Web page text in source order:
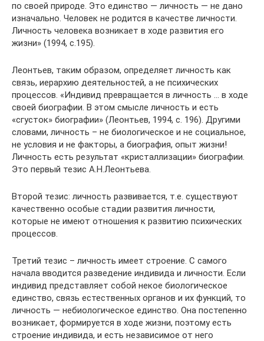
по своей природе. Это единство — личность — не дано
изначально. Человек не родится в качестве личности.
Личность человека возникает в ходе развития его
жизни» (1994, с.195).
Леонтьев, таким образом, определяет личность как
связь, иерархию деятельностей, а не психических
процессов. «Индивид превращается в личность … в ходе
своей биографии. В этом смысле личность и есть
«сгусток» биографии» (Леонтьев, 1994, с. 196). Другими
словами, личность – не биологическое и не социальное,
не условия и не факторы, а биография, опыт жизни!
Личность есть результат «кристаллизации» биографии.
Это первый тезис А.Н.Леонтьева.
Второй тезис: личность развивается, т.е. существуют
качественно особые стадии развития личности,
которые не имеют отношения к развитию психических
процессов.
Третий тезис – личность имеет строение. С самого
начала вводится разведение индивида и личности. Если
индивид представляет собой некое биологическое
единство, связь естественных органов и их функций, то
личность — небиологическое единство. Она постепенно
возникает, формируется в ходе жизни, поэтому есть
строение индивида, и есть независимое от него